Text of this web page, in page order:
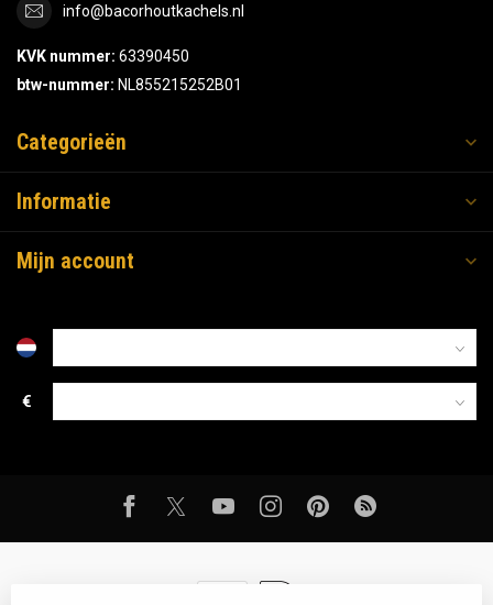
info@bacorhoutkachels.nl
KVK nummer: 63390450
btw-nummer: NL855215252B01
Categorieën
Informatie
Mijn account
€